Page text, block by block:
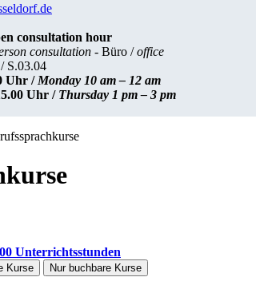
consultation hour
consultation - Büro /office
S.03.04
Uhr / Monday 10 am – 12 am
Uhr / Thursday 1 pm – 3 pm
Unterrichtsstunden
Kurse Nur buchbare Kurse